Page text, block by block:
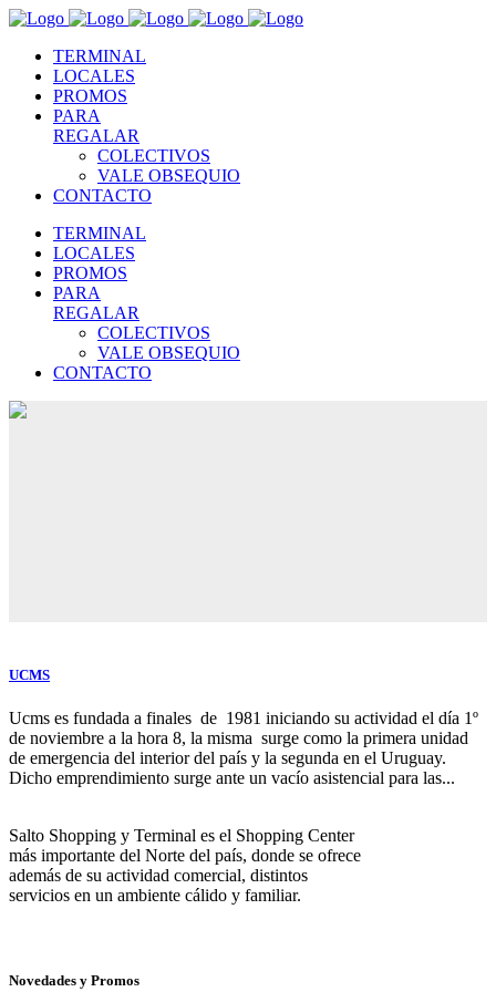
TERMINAL
LOCALES
PROMOS
PARA
REGALAR
COLECTIVOS
VALE OBSEQUIO
CONTACTO
TERMINAL
LOCALES
PROMOS
PARA
REGALAR
COLECTIVOS
VALE OBSEQUIO
CONTACTO
UCMS
Ucms es fundada a finales de 1981 iniciando su actividad el día 1º
de noviembre a la hora 8, la misma surge como la primera unidad
de emergencia del interior del país y la segunda en el Uruguay.
Dicho emprendimiento surge ante un vacío asistencial para las...
Salto Shopping y Terminal es el Shopping Center
más importante del Norte del país, donde se ofrece
además de su actividad comercial, distintos
servicios en un ambiente cálido y familiar.
Novedades y Promos